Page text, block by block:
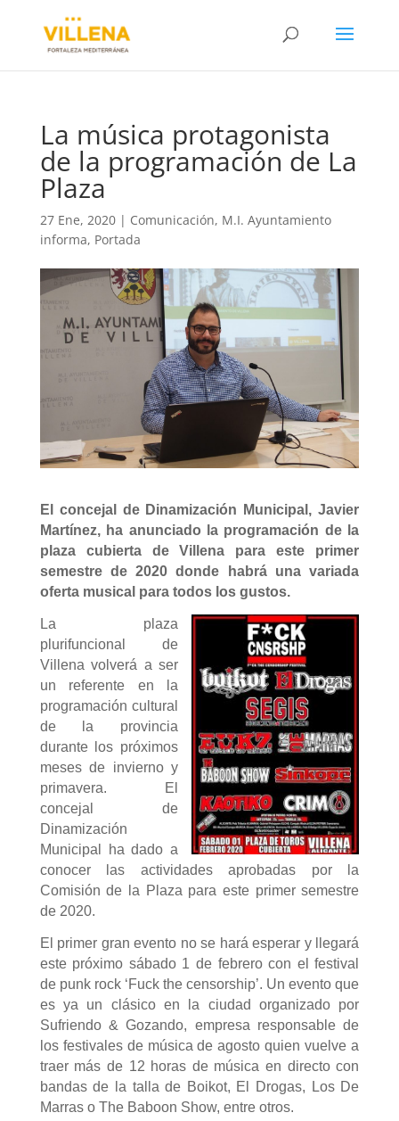
La música protagonista
de la programación de La
Plaza
27 Ene, 2020| Comunicación, M.I. Ayuntamiento
informa, Portada
El concejal de Dinamización Municipal, Javier
Martínez, ha anunciado la programación de la
plaza cubierta de Villena para este primer
semestre de 2020 donde habrá una variada
oferta musical para todos los gustos.
La plaza
plurifuncional de
Villena volverá a ser
un referente en la
programación cultural
de la provincia
durante los próximos
meses de invierno y
primavera. El
concejal de
Dinamización
Municipal ha dado a
conocer las actividades aprobadas por la
Comisión de la Plaza para este primer semestre
de 2020.
El primer gran evento no se hará esperar y llegará
este próximo sábado 1 de febrero con el festival
de punk rock ‘Fuck the censorship’. Un evento que
es ya un clásico en la ciudad organizado por
Sufriendo & Gozando, empresa responsable de
los festivales de música de agosto quien vuelve a
traer más de 12 horas de música en directo con
bandas de la talla de Boikot, El Drogas, Los De
Marras o The Baboon Show, entre otros.